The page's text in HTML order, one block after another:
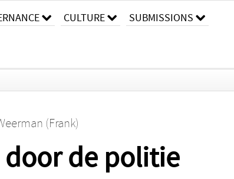
CULTURE SUBMISSIONS
(Frank)
de politie